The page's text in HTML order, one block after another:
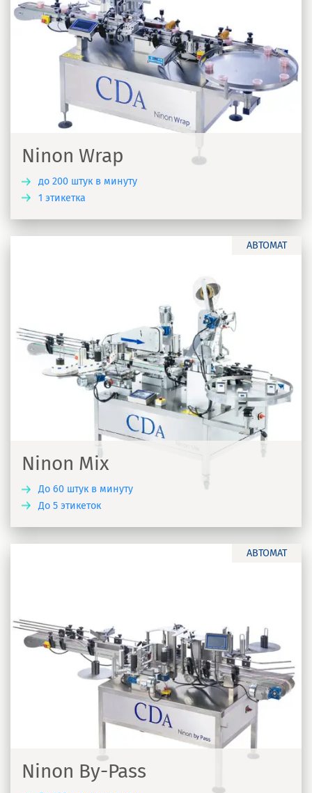
Ninon Wrap
до 200 штук в минуту
1 этикетка
АВТОМАТ
Ninon Mix
До 60 штук в минуту
До 5 этикеток
АВТОМАТ
Ninon By-Pass